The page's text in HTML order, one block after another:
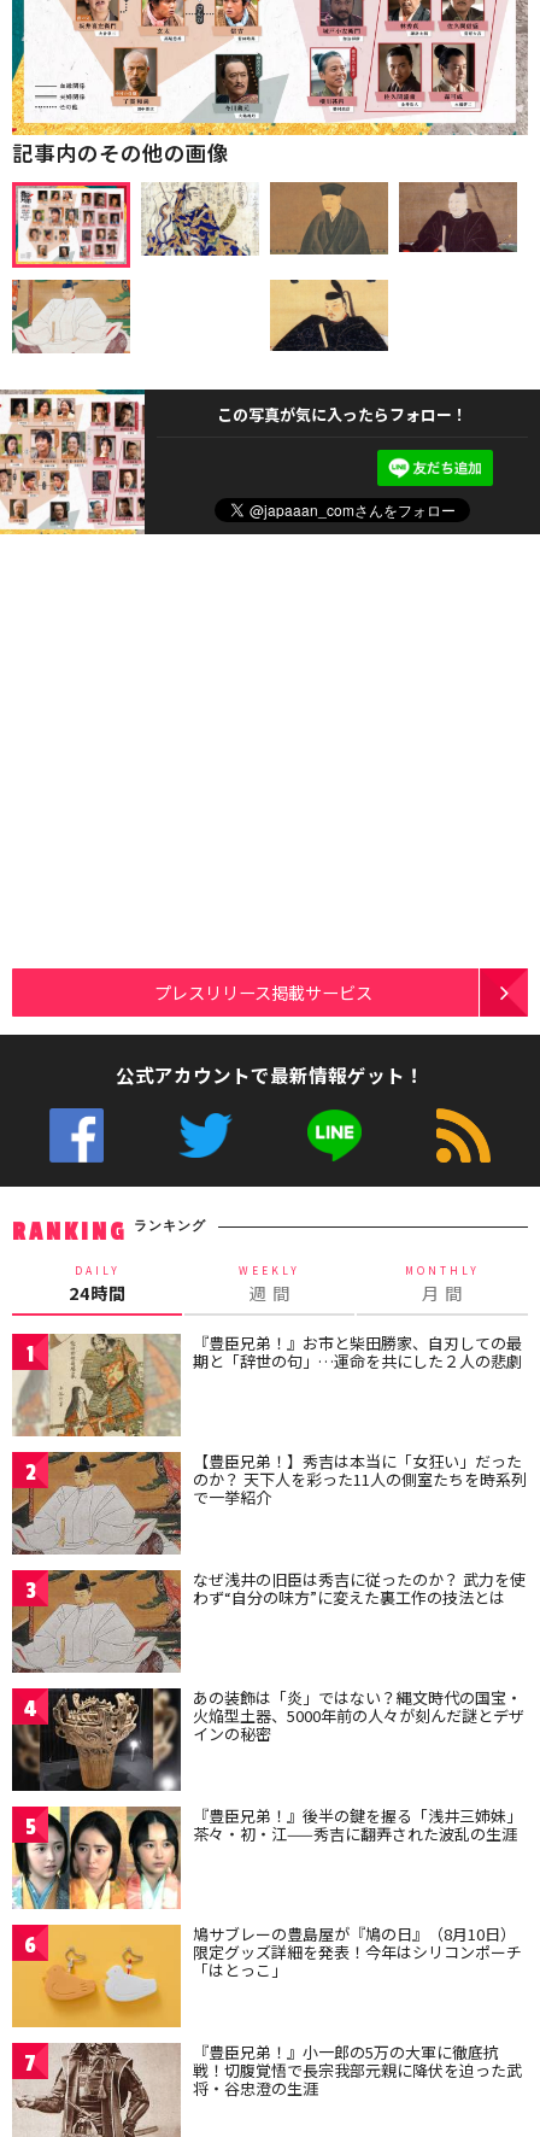
記事内のその他の画像
この写真が気に入ったらフォロー！
プレスリリース掲載サービス
公式アカウントで最新情報ゲット！
RANKING ランキング
DAILY
24時間
WEEKLY
週 間
MONTHLY
月 間
1 『豊臣兄弟！』お市と柴田勝家、自刃しての最
期と「辞世の句」…運命を共にした２人の悲劇
2 【豊臣兄弟！】秀吉は本当に「女狂い」だった
のか？ 天下人を彩った11人の側室たちを時系列
で一挙紹介
3 なぜ浅井の旧臣は秀吉に従ったのか？ 武力を使
わず“自分の味方”に変えた裏工作の技法とは
4 あの装飾は「炎」ではない？縄文時代の国宝・
火焔型土器、5000年前の人々が刻んだ謎とデザ
インの秘密
5 『豊臣兄弟！』後半の鍵を握る「浅井三姉妹」
茶々・初・江——秀吉に翻弄された波乱の生涯
6 鳩サブレーの豊島屋が『鳩の日』（8月10日）
限定グッズ詳細を発表！今年はシリコンポーチ
「はとっこ」
7 『豊臣兄弟！』小一郎の5万の大軍に徹底抗
戦！切腹覚悟で長宗我部元親に降伏を迫った武
将・谷忠澄の生涯